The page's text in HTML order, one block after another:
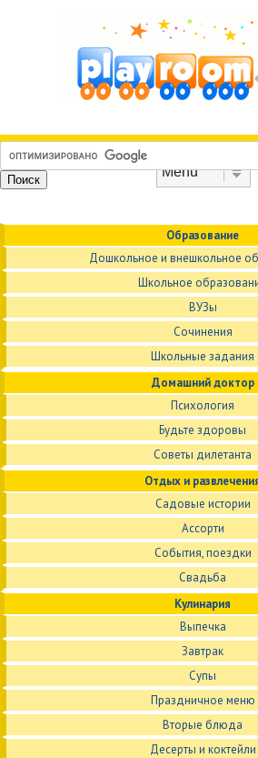
Образование
Дошкольное и внешкольное
Школьное
ВУЗы
Сочинения
Школьные задания
Домашний доктор
Психология
Будьте здоровы
Советы дилетанта
Отдых и
Садовые истории
Ассорти
События, поездки
Свадьба
Кулинария
Выпечка
Завтрак
Супы
Праздничное меню
Вторые блюда
Десерты и коктейли